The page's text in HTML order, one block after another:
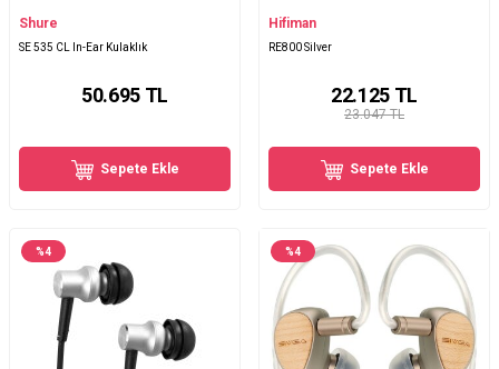
Shure
SE 535 CL In-Ear Kulaklık
50.695TL
Sepete Ekle
Hifiman
RE800 Silver
23.047 TL
22.125TL
Sepete Ekle
%4 %4